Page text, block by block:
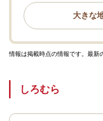
大きな
情報は掲載時点の情報です。最新
しろむら